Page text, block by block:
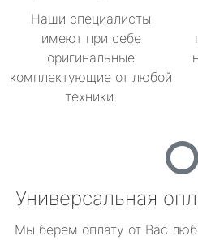
Наши специалисты
имеют при себе
оригинальные
комплектующие от любой
техники.
Универсальная
Мы берем оплату от Вас